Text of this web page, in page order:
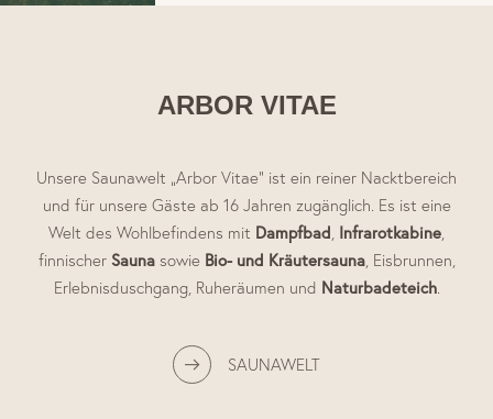
ARBOR VITAE
Unsere Saunawelt „Arbor Vitae“ ist ein reiner Nacktbereich
und für unsere Gäste ab 16 Jahren zugänglich. Es ist eine
Welt des Wohlbefindens mit Dampfbad, Infrarotkabine,
finnischer Saunasowie Bio- und Kräutersauna, Eisbrunnen,
Erlebnisduschgang, Ruheräumen und Naturbadeteich.
SAUNAWELT